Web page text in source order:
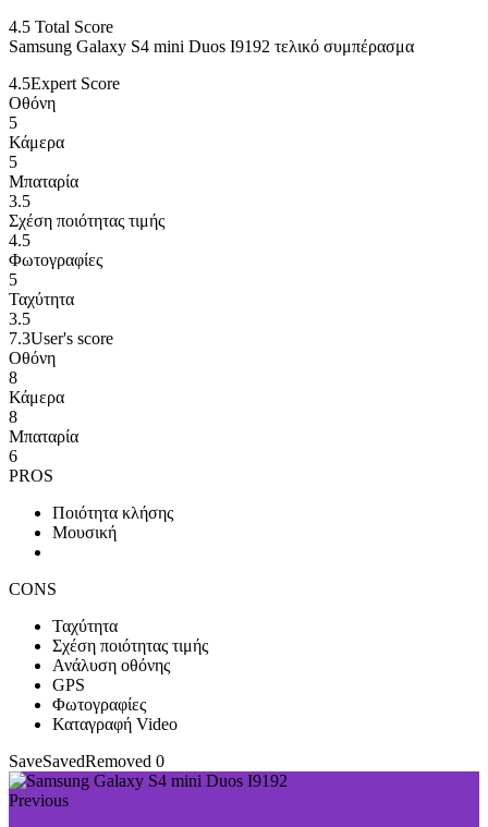
4.5 Total Score
Samsung Galaxy S4 mini Duos I9192 τελικό συμπέρασμα
4.5Expert Score
Οθόνη
5
Κάμερα
5
Μπαταρία
3.5
Σχέση ποιότητας τιμής
4.5
Φωτογραφίες
5
Ταχύτητα
3.5
7.3User's score
Οθόνη
8
Κάμερα
8
Μπαταρία
6
PROS
Ποιότητα κλήσης
Μουσική
CONS
Ταχύτητα
Σχέση ποιότητας τιμής
Ανάλυση οθόνης
GPS
Φωτογραφίες
Καταγραφή Video
SaveSavedRemoved 0
Previous